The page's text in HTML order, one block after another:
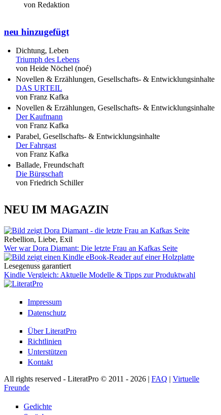
von Redaktion
neu hinzugefügt
Dichtung, Leben
Triumph des Lebens
von Heide Nöchel (noé)
Novellen & Erzählungen, Gesellschafts- & Entwicklungsinhalte
DAS URTEIL
von Franz Kafka
Novellen & Erzählungen, Gesellschafts- & Entwicklungsinhalte
Der Kaufmann
von Franz Kafka
Parabel, Gesellschafts- & Entwicklungsinhalte
Der Fahrgast
von Franz Kafka
Ballade, Freundschaft
Die Bürgschaft
von Friedrich Schiller
NEU IM MAGAZIN
Rebellion, Liebe, Exil
Wer war Dora Diamant: Die letzte Frau an Kafkas Seite
Lesegenuss garantiert
Kindle Vergleich: Aktuelle Modelle & Tipps zur Produktwahl
Impressum
Datenschutz
Über LiteratPro
Richtlinien
Unterstützen
Kontakt
All rights reserved - LiteratPro © 2011 - 2026 | FAQ | Virtuelle
Freunde
Gedichte